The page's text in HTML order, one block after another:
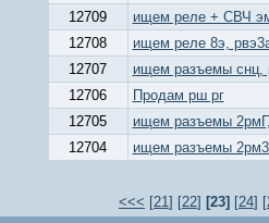
12709
ищем реле + СВЧ
12708
ищем реле 8э,
12707
ищем разъемы снц,
12706
Продам рш рг
12705
ищем разъемы
12704
ищем разъемы
<<< [21] [22] [23] [24] [